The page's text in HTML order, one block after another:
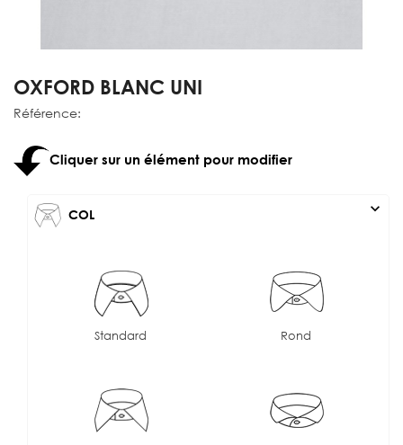
OXFORD BLANC UNI
Référence:
Cliquer sur un élément pour modifier
COL expand_more
Standard Rond